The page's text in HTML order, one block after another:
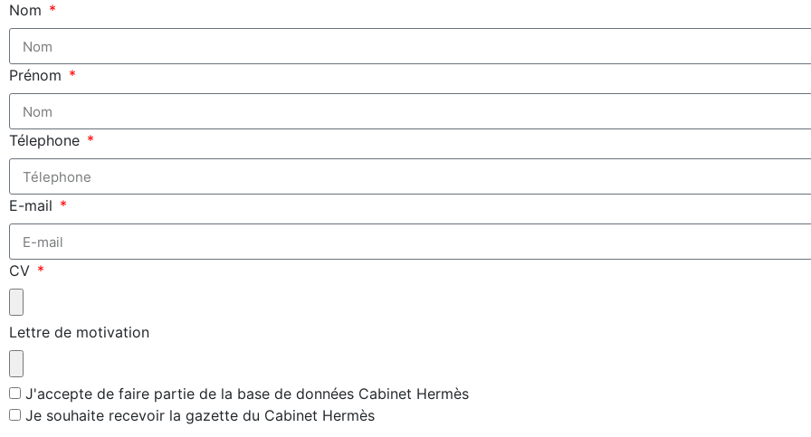
Nom
Prénom
Télephone
E-mail
CV
Lettre de motivation
J'accepte de faire partie de la base de données Cabinet Hermès
Je souhaite recevoir la gazette du Cabinet Hermès